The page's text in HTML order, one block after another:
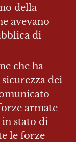
della
avevano
di
che ha
dei
armate
stato di
le forze